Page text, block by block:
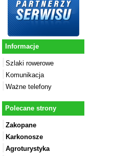
Informacje
Szlaki rowerowe
Komunikacja
Ważne telefony
Polecane strony
Zakopane
Karkonosze
Agroturystyka